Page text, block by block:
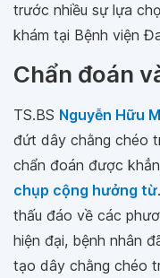
trước nhiều sự lựa
khám tại Bệnh viện
Chẩn đoán
TS.BS Nguyễn Hữu
đứt dây chằng chéo
chẩn đoán được
chụp cộng hưởng từ
thấu đáo về các
hiện đại, bệnh nhân
tạo dây chằng chéo